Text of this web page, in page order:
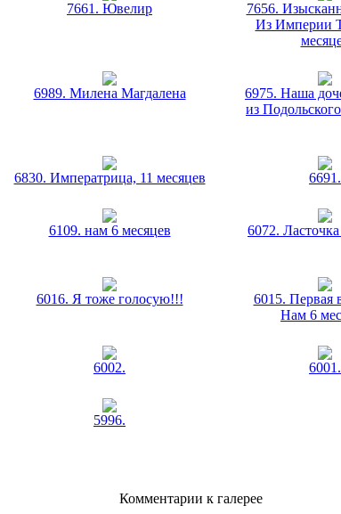
7661. Ювелир
7656.
Из Империи
6989. Милена Магдалена
6975. Наша
из
6830. Императрица, 11 месяцев 6691.
6109. нам 6 месяцев 6072.
6016. Я тоже голосую!!!
6015. Первая
Нам 6
6002. 6001.
5996.
Комментарии к галерее